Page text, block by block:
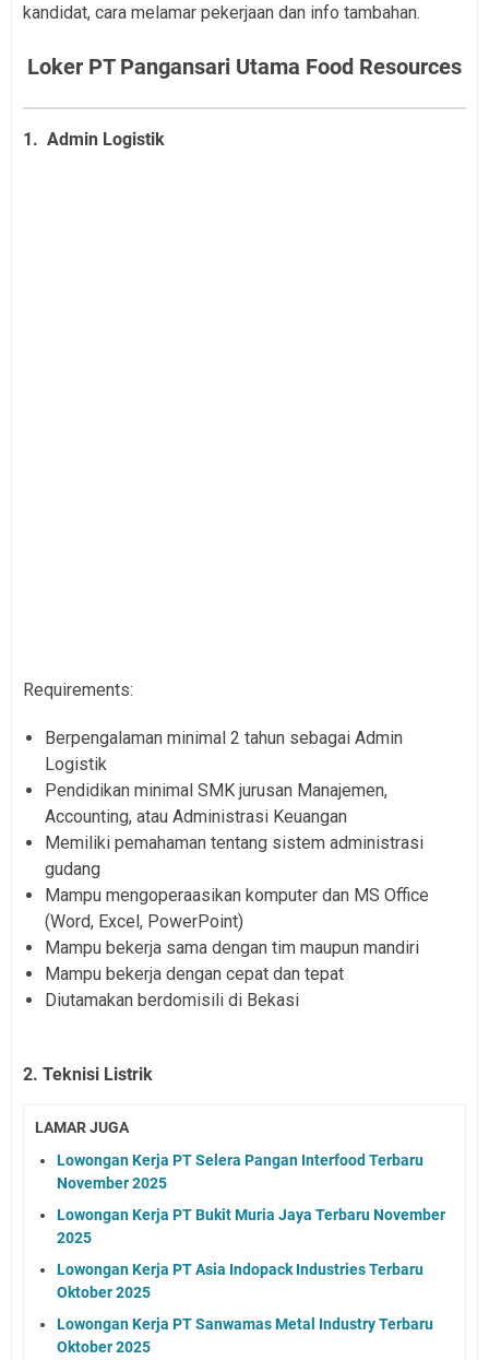
kandidat, cara melamar pekerjaan dan info tambahan.
Loker PT Pangansari Utama Food Resources
1. Admin Logistik
Requirements:
Berpengalaman minimal 2 tahun sebagai Admin
Logistik
Pendidikan minimal SMK jurusan Manajemen,
Accounting, atau Administrasi Keuangan
Memiliki pemahaman tentang sistem administrasi
gudang
Mampu mengoperaasikan komputer dan MS Office
(Word, Excel, PowerPoint)
Mampu bekerja sama dengan tim maupun mandiri
Mampu bekerja dengan cepat dan tepat
Diutamakan berdomisili di Bekasi
2. Teknisi Listrik
LAMAR JUGA
Lowongan Kerja PT Selera Pangan Interfood Terbaru
November 2025
Lowongan Kerja PT Bukit Muria Jaya Terbaru November
2025
Lowongan Kerja PT Asia Indopack Industries Terbaru
Oktober 2025
Lowongan Kerja PT Sanwamas Metal Industry Terbaru
Oktober 2025